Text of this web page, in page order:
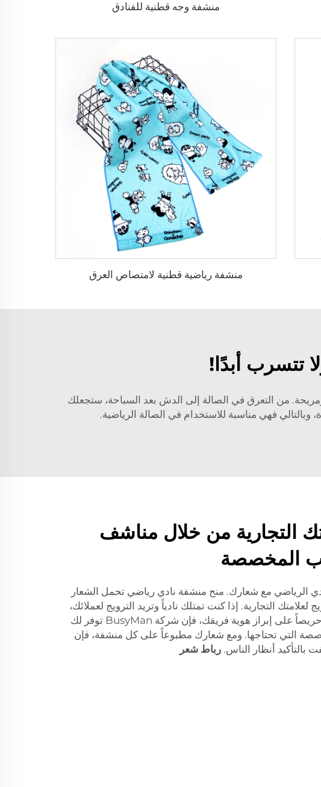
منشفة وجه قطنية للفنادق
منشفة رياضية قطنية لامتصاص العرق
تتسرب أبدًا!
من التعرق في الصالة إلى الدش بعد السباحة، ستجعلك
فهي مناسبة للاستخدام في الصالة الرياضية.
التجارية من خلال مناشف
المخصصة
الرياضي مع شعارك. منح منشفة نادي رياضي تحمل الشعار
لعلامتك التجارية. إذا كنت تمتلك نادياً وتريد الترويج لعملائك،
أو كنت فريقاً رياضياً حريصاً على إبراز هوية فريقك، فإن شركة BusyMan توفر لك
التي تحتاجها. ومع شعارك مطبوعاً على كل منشفة، فإن
بالتأكيد أنظار الناس. رباط شعر